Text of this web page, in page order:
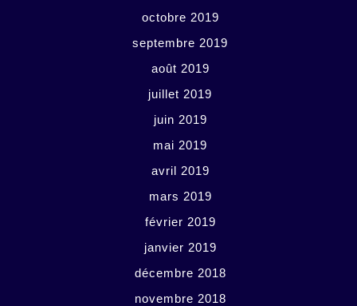
octobre 2019
septembre 2019
août 2019
juillet 2019
juin 2019
mai 2019
avril 2019
mars 2019
février 2019
janvier 2019
décembre 2018
novembre 2018